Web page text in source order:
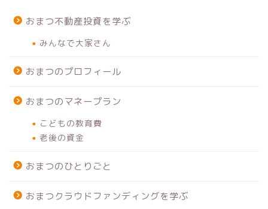
おまつ不動産投資を学ぶ
みんなで大家さん
おまつのプロフィール
おまつのマネープラン
こどもの教育費
老後の資金
おまつのひとりごと
おまつクラウドファンディングを学ぶ